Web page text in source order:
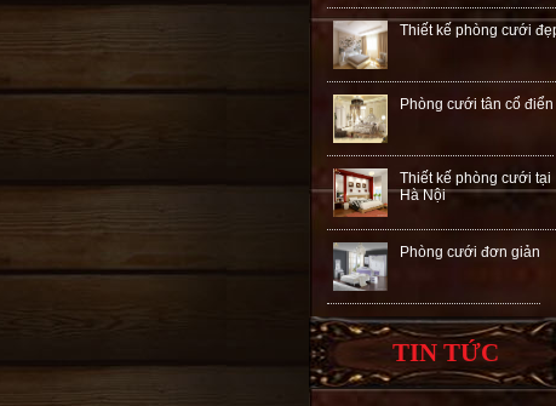
Thiết kế phòng cưới
Phòng cưới tân cổ điển
Thiết kế phòng cưới tại
Hà Nội
Phòng cưới đơn giản
TIN TỨC